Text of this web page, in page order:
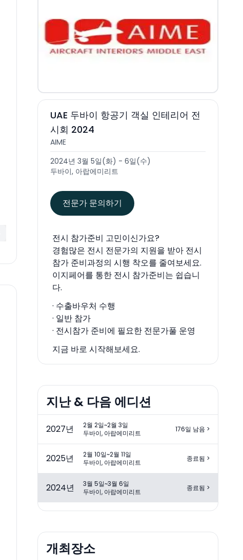
UAE 두바이 항공기 객실 인테리어 전
시회 2024
AIME
2024년 3월 5일(화) - 6일(수)
두바이, 아랍에미리트
전문가 문의하기
전시 참가준비 고민이신가요?
경험많은 전시 전문가의 지원을 받아 전시
참가 준비과정의 시행 착오를 줄여보세요.
이지페어를 통한 전시 참가준비는 쉽습니
다.
· 수출바우처 수행
· 일반 참가
· 전시참가 준비에 필요한 전문가풀 운영
지금 바로 시작해보세요.
지난 & 다음 에디션
2027년
2월 2일~2월 3일
두바이, 아랍에미리트
176일 남음 >
2025년
2월 10일~2월 11일
두바이, 아랍에미리트
종료됨 >
2024년
3월 5일~3월 6일
두바이, 아랍에미리트
종료됨 >
개최장소